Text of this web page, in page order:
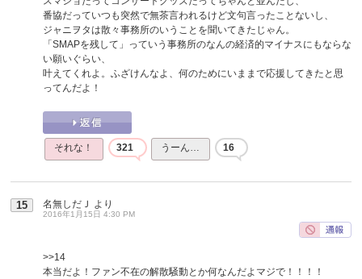
番協だっていつも突然で無茶言われるけど文句言ったことないし、
ジャニヲタは散々事務所のいうことを聞いてきたじゃん。
「SMAPを残して」っていう事務所のなんの経済的マイナスにもならな
い願いぐらい、
叶えてくれよ。ふざけんなよ、何のためにいままで応援してきたと思
ってんだよ！
それな！ 321 うーん… 16
15 名無しだＪ より
2016年1月15日 4:30 PM
>>14
本当だよ！ファン不在の解散騒動とか何なんだよマジで！！！！